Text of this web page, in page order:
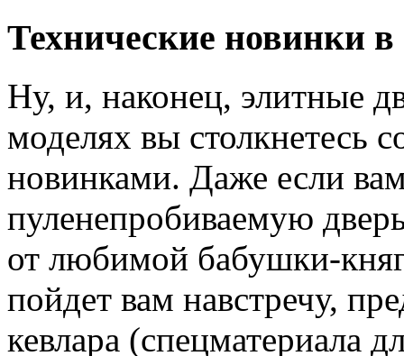
Технические новинки
Ну, и, наконец, элитные
моделях вы столкнетесь
новинками. Даже если
пуленепробиваемую
от любимой бабушки-
пойдет вам навстречу,
кевлара (спецматериала